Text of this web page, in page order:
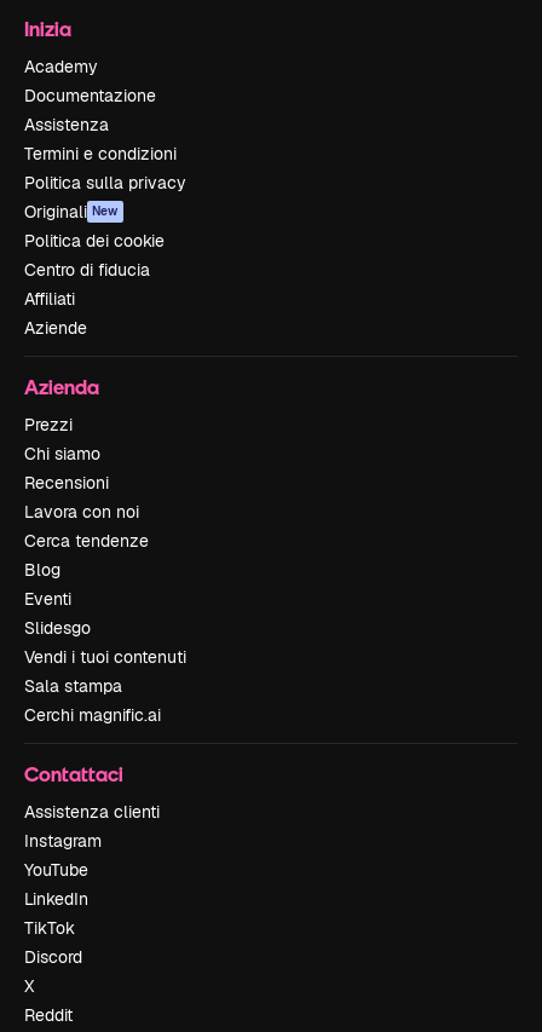
Inizia
Academy
Documentazione
Assistenza
Termini e condizioni
Politica sulla privacy
Originali New
Politica dei cookie
Centro di fiducia
Affiliati
Aziende
Azienda
Prezzi
Chi siamo
Recensioni
Lavora con noi
Cerca tendenze
Blog
Eventi
Slidesgo
Vendi i tuoi contenuti
Sala stampa
Cerchi magnific.ai
Contattaci
Assistenza clienti
Instagram
YouTube
LinkedIn
TikTok
Discord
X
Reddit